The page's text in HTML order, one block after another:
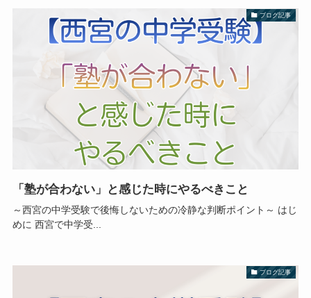
ブログ記事
「塾が合わない」と感じた時にやるべきこと
～西宮の中学受験で後悔しないための冷静な判断ポイント～ はじ
めに 西宮で中学受...
ブログ記事